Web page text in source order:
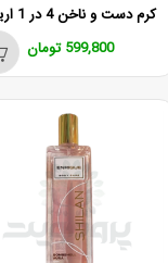
کرم دست و ناخن 4 در 1 اریکه
599,800 تومان